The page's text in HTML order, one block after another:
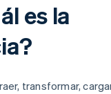
es la
transformar,